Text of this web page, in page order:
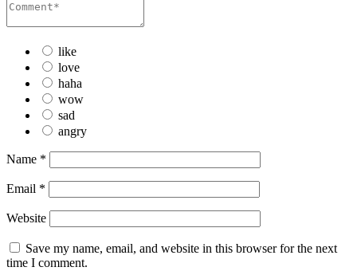
like
love
haha
wow
sad
angry
Name *
Email *
Website
Save my name, email, and website in this browser for the next
time I comment.